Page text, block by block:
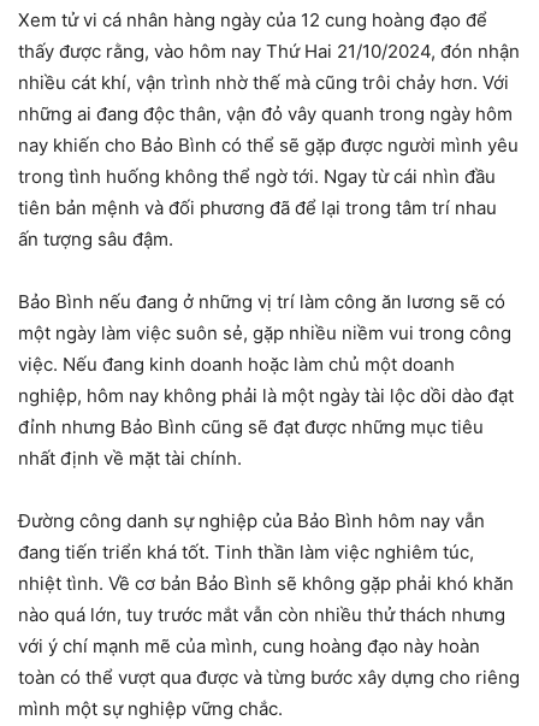
Xem tử vi cá nhân hàng ngày của 12 cung hoàng đạo để
thấy được rằng, vào hôm nay Thứ Hai 21/10/2024, đón nhận
nhiều cát khí, vận trình nhờ thế mà cũng trôi chảy hơn. Với
những ai đang độc thân, vận đỏ vây quanh trong ngày hôm
nay khiến cho Bảo Bình có thể sẽ gặp được người mình yêu
trong tình huống không thể ngờ tới. Ngay từ cái nhìn đầu
tiên bản mệnh và đối phương đã để lại trong tâm trí nhau
ấn tượng sâu đậm.
Bảo Bình nếu đang ở những vị trí làm công ăn lương sẽ có
một ngày làm việc suôn sẻ, gặp nhiều niềm vui trong công
việc. Nếu đang kinh doanh hoặc làm chủ một doanh
nghiệp, hôm nay không phải là một ngày tài lộc dồi dào đạt
đỉnh nhưng Bảo Bình cũng sẽ đạt được những mục tiêu
nhất định về mặt tài chính.
Đường công danh sự nghiệp của Bảo Bình hôm nay vẫn
đang tiến triển khá tốt. Tinh thần làm việc nghiêm túc,
nhiệt tình. Về cơ bản Bảo Bình sẽ không gặp phải khó khăn
nào quá lớn, tuy trước mắt vẫn còn nhiều thử thách nhưng
với ý chí mạnh mẽ của mình, cung hoàng đạo này hoàn
toàn có thể vượt qua được và từng bước xây dựng cho riêng
mình một sự nghiệp vững chắc.